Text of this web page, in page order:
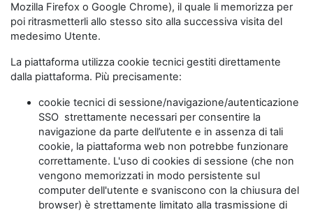
Mozilla Firefox o Google Chrome), il quale li memorizza per
poi ritrasmetterli allo stesso sito alla successiva visita del
medesimo Utente.
La piattaforma utilizza cookie tecnici gestiti direttamente
dalla piattaforma. Più precisamente:
cookie tecnici di sessione/navigazione/autenticazione
SSO strettamente necessari per consentire la
navigazione da parte dell’utente e in assenza di tali
cookie, la piattaforma web non potrebbe funzionare
correttamente. L'uso di cookies di sessione (che non
vengono memorizzati in modo persistente sul
computer dell'utente e svaniscono con la chiusura del
browser) è strettamente limitato alla trasmissione di